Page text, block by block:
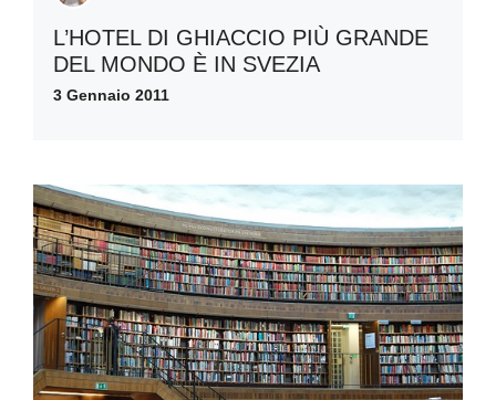
L’HOTEL DI GHIACCIO PIÙ GRANDE
DEL MONDO È IN SVEZIA
3 Gennaio 2011